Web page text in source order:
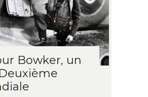
Bowker, un